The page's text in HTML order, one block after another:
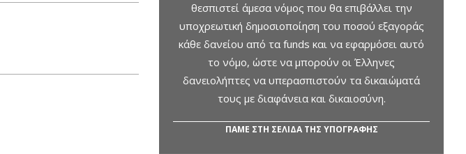
θεσπιστεί άμεσα νόμος που θα επιβάλλει την
υποχρεωτική δημοσιοποίηση του ποσού εξαγοράς
κάθε δανείου από τα funds και να εφαρμόσει αυτό
το νόμο, ώστε να μπορούν οι Έλληνες
δανειολήπτες να υπερασπιστούν τα δικαιώματά
τους με διαφάνεια και δικαιοσύνη.
ΠΑΜΕ ΣΤΗ ΣΕΛΙΔΑ ΤΗΣ ΥΠΟΓΡΑΦΗΣ